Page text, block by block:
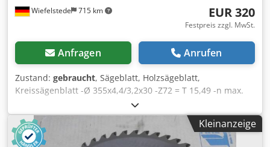
Wiefelstede 715 km EUR 320
Festpreis zzgl. MwSt.
Anfragen Anrufen
Zustand: gebraucht, Sägeblatt, Holzsägeblatt,
Kreissägenblatt -Ø 355x4,4/3,2x30 -Z72 = T 15,49 -n max.
5500 Dcsdpfxob Uhl Sj Ai Tjk -1003-1032858x HW -UFN-
bestückt -Preis: pro Stück -Anzahl: 12x vorhanden -
Gewicht: 2,6 kg/Stück
Kleinanzeige